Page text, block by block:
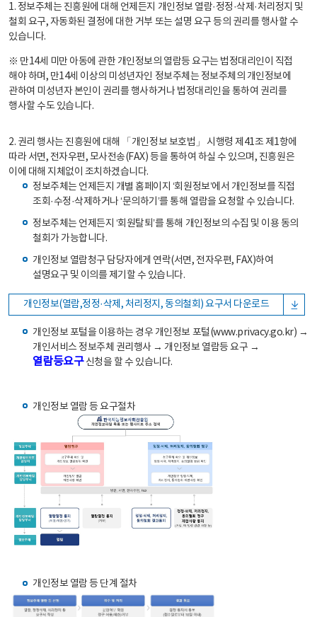
1. 정보주체는 진흥원에 대해 언제든지 개인정보 열람·정정·삭제·처리정지 및
철회 요구, 자동화된 결정에 대한 거부 또는 설명 요구 등의 권리를 행사할 수
있습니다.
※ 만14세 미만 아동에 관한 개인정보의 열람등 요구는 법정대리인이 직접
해야 하며, 만14세 이상의 미성년자인 정보주체는 정보주체의 개인정보에
관하여 미성년자 본인이 권리를 행사하거나 법정대리인을 통하여 권리를
행사할 수도 있습니다.
2. 권리 행사는 진흥원에 대해 「개인정보 보호법」 시행령 제41조 제1항에
따라 서면, 전자우편, 모사전송(FAX) 등을 통하여 하실 수 있으며, 진흥원은
이에 대해 지체없이 조치하겠습니다.
정보주체는 언제든지 개별 홈페이지 ‘회원정보’에서 개인정보를 직접
조회·수정·삭제하거나 ‘문의하기’를 통해 열람을 요청할 수 있습니다.
정보주체는 언제든지 ‘회원탈퇴’를 통해 개인정보의 수집 및 이용 동의
철회가 가능합니다.
개인정보 열람청구 담당자에게 연락(서면, 전자우편, FAX)하여
설명요구 및 이의를 제기할 수 있습니다.
개인정보(열람,정정·삭제, 처리정지, 동의철회) 요구서 다운로드
개인정보 포털을 이용하는 경우 개인정보 포털(www.privacy.go.kr) →
개인서비스 정보주체 권리행사 → 개인정보 열람등 요구 →
열람등요구신청을 할 수 있습니다.
개인정보 열람 등 요구절차
개인정보 열람 등 단계 절차